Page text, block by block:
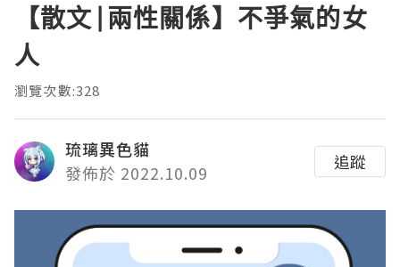
【散文|兩性關係】不爭氣的女
人
瀏覽次數:328
琉璃異色貓
發佈於 2022.10.09
追蹤